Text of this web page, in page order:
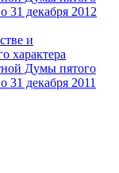
31 декабря 2012
и
характера
Думы пятого
31 декабря 2011